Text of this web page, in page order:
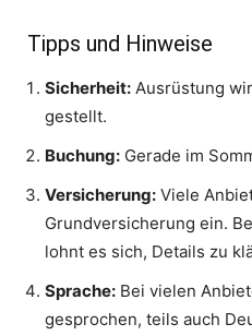
Tipps und Hinweise
Sicherheit: Ausrüstung
gestellt.
Buchung: Gerade im
Versicherung: Viele
Grundversicherung ein.
lohnt es sich, Details zu
Sprache: Bei vielen
gesprochen, teils auch